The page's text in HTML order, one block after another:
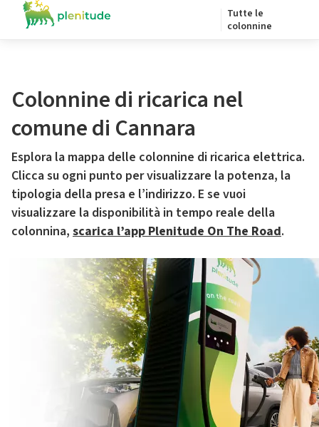
Tutte le
colonnine
Colonnine di ricarica nel
comune di Cannara
Esplora la mappa delle colonnine di ricarica elettrica.
Clicca su ogni punto per visualizzare la potenza, la
tipologia della presa e l’indirizzo. E se vuoi
visualizzare la disponibilità in tempo reale della
colonnina, scarica l’app Plenitude On The Road.